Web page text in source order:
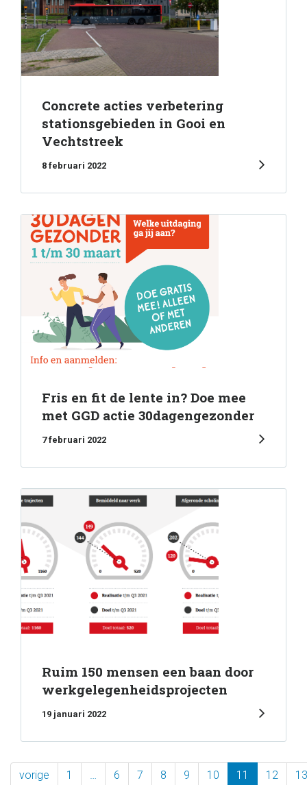
Concrete acties verbetering
stationsgebieden in Gooi en
Vechtstreek
8 februari 2022
Fris en fit de lente in? Doe mee
met GGD actie 30dagengezonder
7 februari 2022
Ruim 150 mensen een baan door
werkgelegenheidsprojecten
19 januari 2022
vorige 1 … 6 7 8 9 10 11 12 13